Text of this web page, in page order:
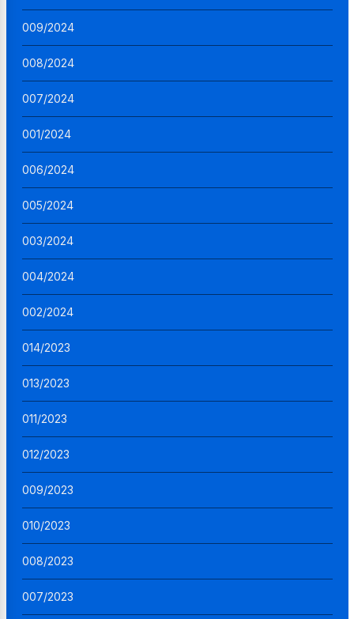
009/2024
008/2024
007/2024
001/2024
006/2024
005/2024
003/2024
004/2024
002/2024
014/2023
013/2023
011/2023
012/2023
009/2023
010/2023
008/2023
007/2023